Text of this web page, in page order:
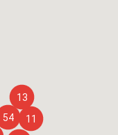
13
54
11